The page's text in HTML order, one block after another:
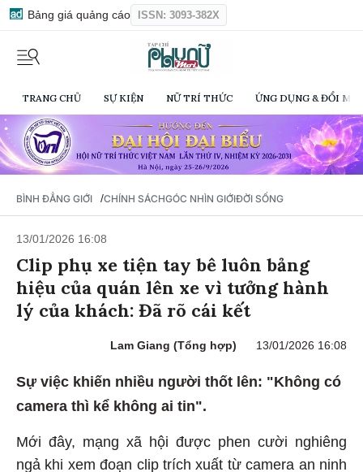
Bảng giá quảng cáo ISSN: 3093-382X
TRANG CHỦ SỰ KIỆN NỮ TRÍ THỨC ỨNG DỤNG & ĐỔI
BÌNH ĐẲNG GIỚI /CHÍNH SÁCHGÓC NHÌN GIỚIĐỜI SỐNG
13/01/2026 16:08
Clip phụ xe tiện tay bê luôn bảng
hiệu của quán lên xe vì tưởng hành
lý của khách: Đã rõ cái kết
Lam Giang (Tổng hợp) 13/01/2026 16:08
Sự việc khiến nhiều người thốt lên: "Không có
camera thì kể không ai tin".
Mới đây, mạng xã hội được phen cười nghiêng
ngả khi xem đoạn clip trích xuất từ camera an ninh